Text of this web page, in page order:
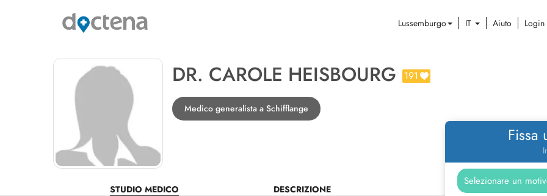
Lussemburgo IT Aiuto Login
DR. CAROLE HEISBOURG 191
Medico generalista a Schifflange
STUDIO MEDICO DESCRIZIONE
Fissa